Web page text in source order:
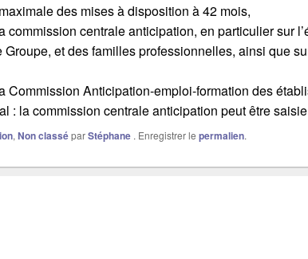
des mises à disposition à 42 mois,
commission centrale anticipation, en particulier sur
et des familles professionnelles, ainsi que
Commission Anticipation-emploi-formation des
: la commission centrale anticipation peut être
, Non classéparStéphane . Enregistrer le permalien.